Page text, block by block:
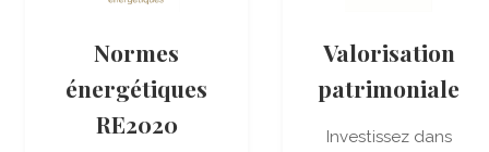
Normes
énergétiques
RE2020
Valorisation
patrimoniale
Investissez dans